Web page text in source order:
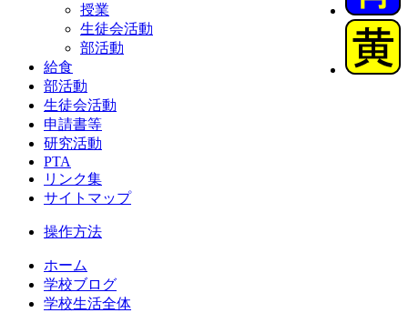
授業
生徒会活動
部活動
給食
部活動
生徒会活動
申請書等
研究活動
PTA
リンク集
サイトマップ
操作方法
ホーム
学校ブログ
学校生活全体